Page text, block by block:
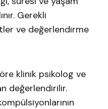
Gerekli
ve değerlendirme
klinik psikolog ve
değerlendirilir.